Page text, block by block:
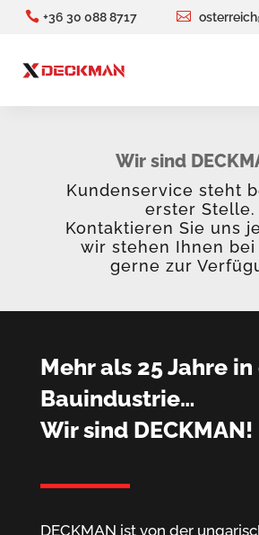
 +36 30 088 8717 
Wir sind
Kundenservice steht
erster Stelle.
Kontaktieren Sie uns
wir stehen Ihnen bei
gerne zur
Mehr als 25 Jahre in
Bauindustrie…
Wir sind DECKMAN!
DECKMAN ist von der